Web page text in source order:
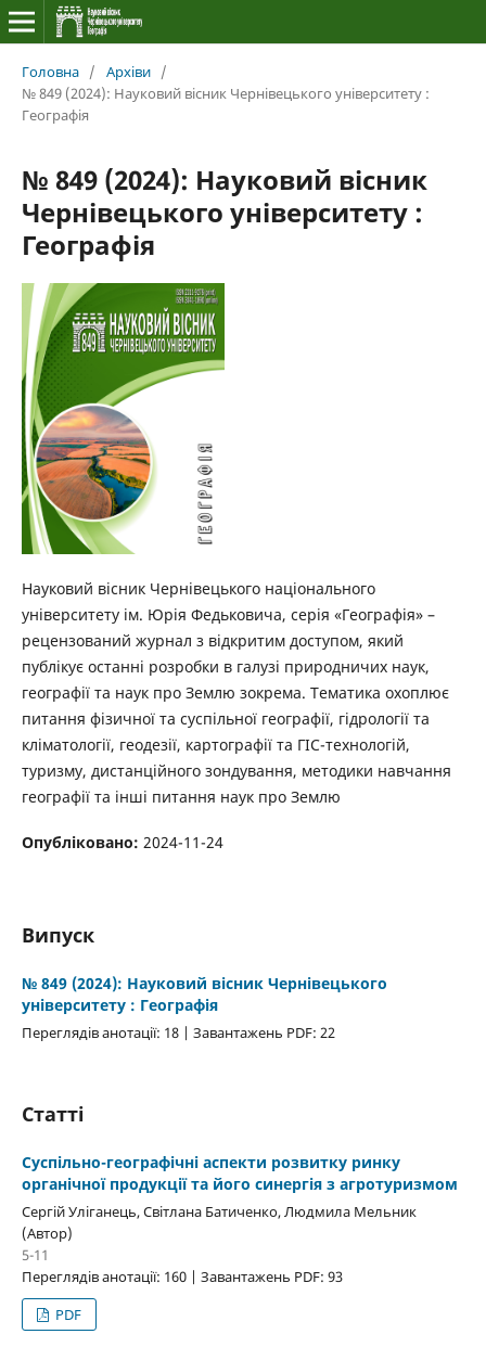
Головна / Архіви /
№ 849 (2024): Науковий вісник Чернівецького університету :
Географія
№ 849 (2024): Науковий вісник
Чернівецького університету :
Географія
Науковий вісник Чернівецького національного
університету ім. Юрія Федьковича, серія «Географія» –
рецензований журнал з відкритим доступом, який
публікує останні розробки в галузі природничих наук,
географії та наук про Землю зокрема. Тематика охоплює
питання фізичної та суспільної географії, гідрології та
кліматології, геодезії, картографії та ГІС-технологій,
туризму, дистанційного зондування, методики навчання
географії та інші питання наук про Землю
Опубліковано: 2024-11-24
Випуск
№ 849 (2024): Науковий вісник Чернівецького
університету : Географія
Переглядів анотації: 18 | Завантажень PDF: 22
Статті
Суспільно-географічні аспекти розвитку ринку
органічної продукції та його синергія з агротуризмом
Сергій Уліганець, Світлана Батиченко, Людмила Мельник
(Автор)
5-11
Переглядів анотації: 160 | Завантажень PDF: 93
PDF